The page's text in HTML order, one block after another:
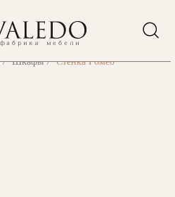
/ Шкафы / Стенка Ромео